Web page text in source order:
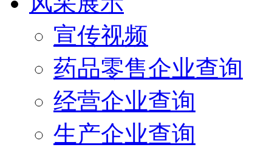
宣传视频
药品零售企业查询
经营企业查询
生产企业查询